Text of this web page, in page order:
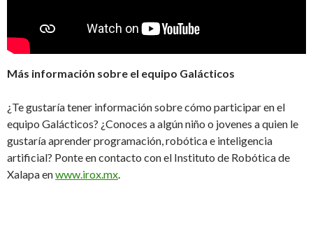
Más información sobre el equipo Galácticos
¿Te gustaría tener información sobre cómo participar en el
equipo Galácticos? ¿Conoces a algún niño o jovenes a quien le
gustaría aprender programación, robótica e inteligencia
artificial? Ponte en contacto con el Instituto de Robótica de
Xalapa enwww.irox.mx